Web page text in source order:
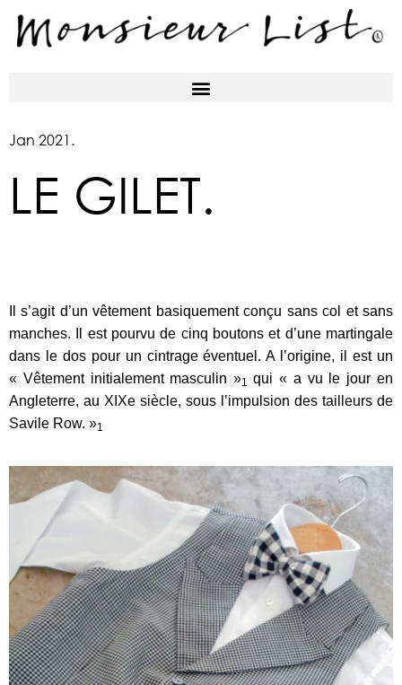
Jan 2021.
LE GILET.
Il s’agit d’un vêtement basiquement conçu sans col et sans
manches. Il est pourvu de cinq boutons et d’une martingale
dans le dos pour un cintrage éventuel. A l’origine, il est un
« Vêtement initialement masculin »1qui « a vu le jour en
Angleterre, au XIXe siècle, sous l’impulsion des tailleurs de
Savile Row. »1